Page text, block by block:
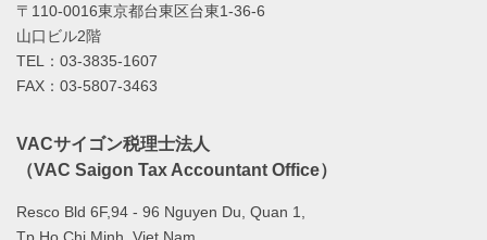
〒110-0016東京都台東区台東1-36-6
山口ビル2階
TEL：03-3835-1607
FAX：03-5807-3463
VACサイゴン税理士法人
（VAC Saigon Tax Accountant Office）
Resco Bld 6F,94 - 96 Nguyen Du, Quan 1,